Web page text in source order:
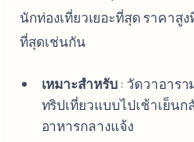
นักท่องเที่ยวเยอะที่สุด ราคาสู
ที่สุดเช่นกัน
เหมาะสำหรับ: วัดวาอารา
ทริปเที่ยวแบบไปเช้าเย็นก
อาหารกลางแจ้ง